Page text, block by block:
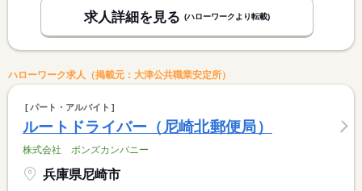
求人詳細を見る (ハローワークより転載)
ハローワーク求人（掲載元：大津公共職業安定所）
パート・アルバイト
ルートドライバー（尼崎北郵便局）
株式会社 ボンズカンパニー
兵庫県尼崎市